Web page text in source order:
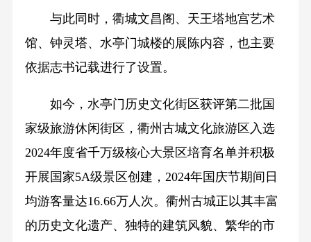
与此同时，衢城文昌阁、天王塔地宫艺术
馆、钟灵塔、水亭门城楼的展陈内容，也主要
依据志书记载进行了设置。
如今，水亭门历史文化街区获评第二批国
家级旅游休闲街区，衢州古城文化旅游区入选
2024年度省千万级核心大景区培育名单并积极
开展国家5A级景区创建，2024年国庆节期间日
均游客量达16.66万人次。衢州古城正以其丰富
的历史文化遗产、独特的建筑风貌、繁华的市